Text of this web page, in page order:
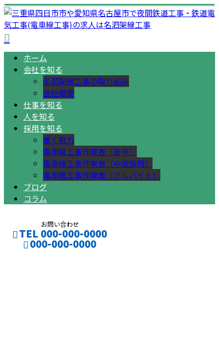
ホーム
会社を知る
名泗架線工事の取り組み
会社概要
仕事を知る
人を知る
採用を知る
働く魅力
電車線工事作業者（新卒）
電車線工事作業者（中途採用）
電車線工事作業者（アルバイト）
ブログ
コラム
お問い合わせ
TEL 000-000-0000
000-000-0000